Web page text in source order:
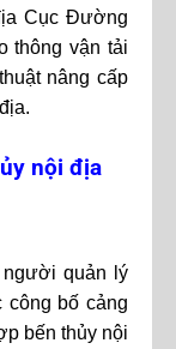
Cục Đường
thông vận tải
nâng cấp
nội địa
người quản lý
công bố cảng
bến thủy nội